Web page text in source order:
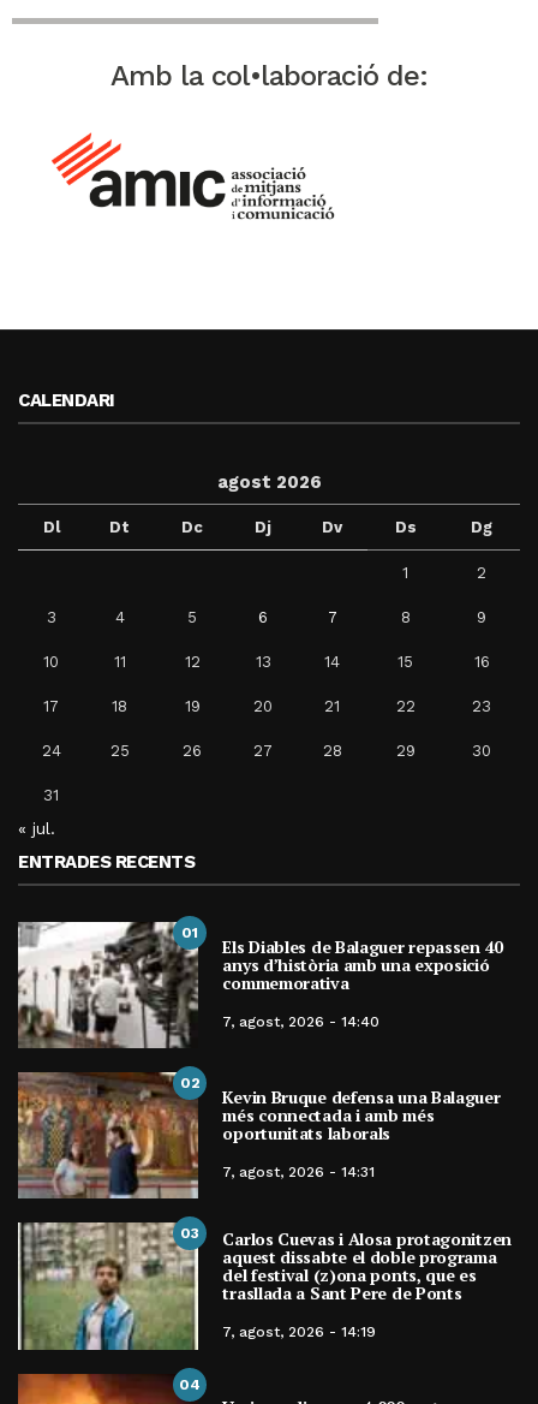
Amb la col•laboració de:
CALENDARI
agost 2026
Dl Dt Dc Dj Dv Ds Dg
1 2
3 4 5 6 7 8 9
10 11 12 13 14 15 16
17 18 19 20 21 22 23
24 25 26 27 28 29 30
31
« jul.
ENTRADES RECENTS
01
Els Diables de Balaguer repassen 40
anys d’història amb una exposició
commemorativa
7, agost, 2026 - 14:40
02
Kevin Bruque defensa una Balaguer
més connectada i amb més
oportunitats laborals
7, agost, 2026 - 14:31
03 Carlos Cuevas i Alosa protagonitzen
aquest dissabte el doble programa
del festival (z)ona ponts, que es
trasllada a Sant Pere de Ponts
7, agost, 2026 - 14:19
04